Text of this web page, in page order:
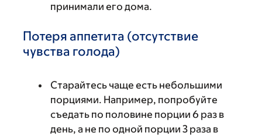
принимали его дома.
Потеря аппетита (отсутствие
чувства голода)
Старайтесь чаще есть небольшими
порциями. Например, попробуйте
съедать по половине порции 6 раз в
день, а не по одной порции 3 раза в